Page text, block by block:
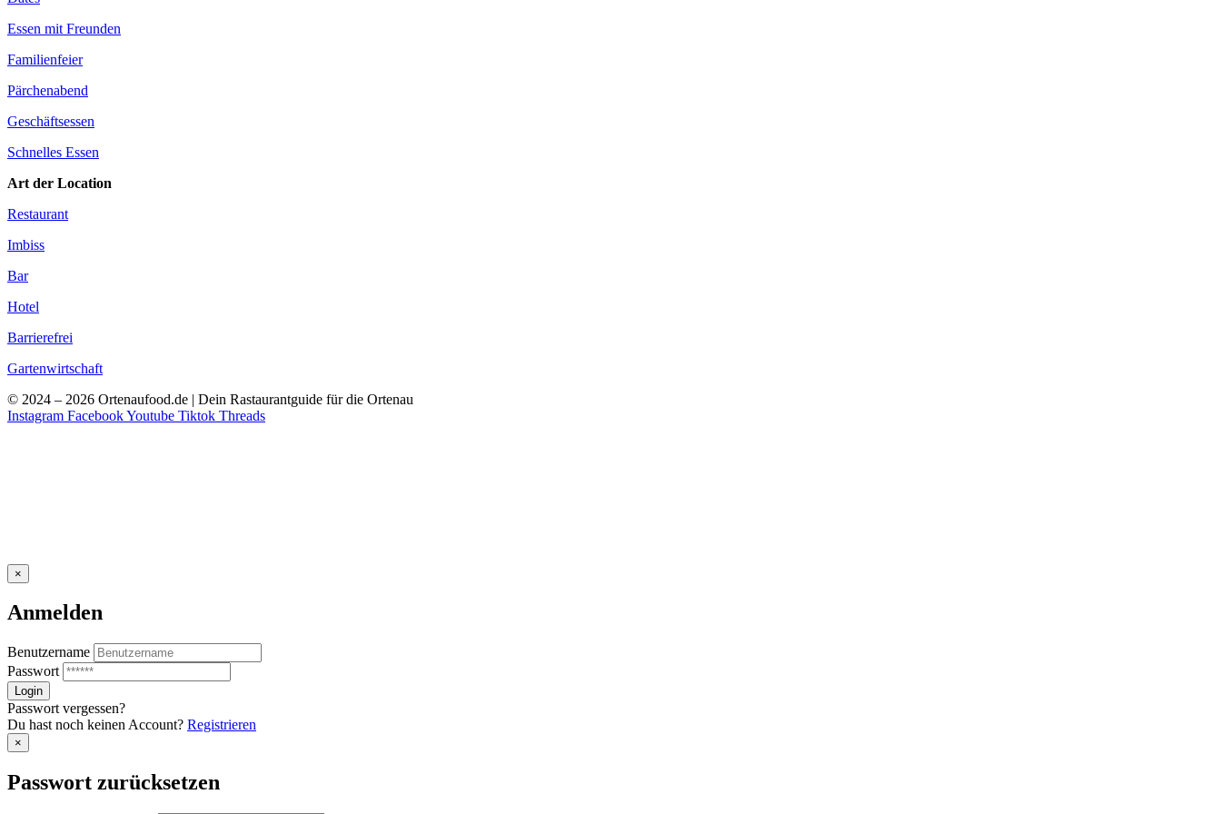
Essen mit Freunden
Familienfeier
Pärchenabend
Geschäftsessen
Schnelles Essen
Art der Location
Restaurant
Imbiss
Bar
Hotel
Barrierefrei
Gartenwirtschaft
© 2024 – 2026 Ortenaufood.de | Dein Rastaurantguide für die Ortenau
Instagram FacebookYoutube Tiktok Threads
×
Anmelden
Benutzername
Passwort
Passwort vergessen?
Du hast noch keinen Account? Registrieren
×
Passwort zurücksetzen